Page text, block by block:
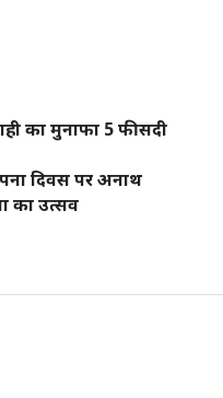
का मुनाफा 5 फीसदी
दिवस पर अनाथ
का उत्सव